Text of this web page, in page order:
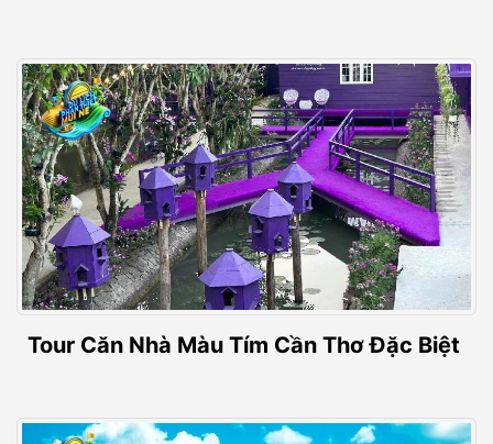
Tour Căn Nhà Màu Tím Cần Thơ Đặc Biệt